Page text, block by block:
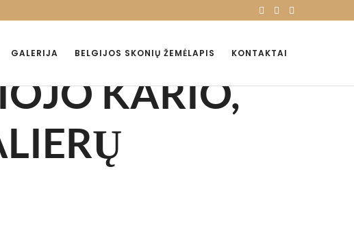
GALERIJA BELGIJOS SKONIŲ ŽEMĖLAPIS KONTAKTAI
KARIO,